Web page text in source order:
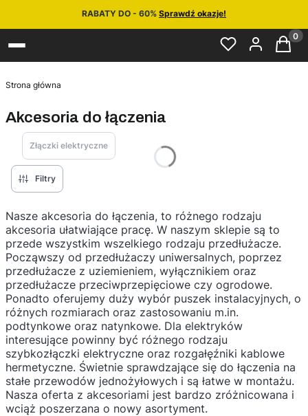
RABATY DO - 60% Sprawdź okazje!
Strona główna
Akcesoria do łączenia
Złączki elektryczne
Filtry
Nasze akcesoria do łączenia, to różnego rodzaju
akcesoria ułatwiające pracę. W naszym sklepie są to
przede wszystkim wszelkiego rodzaju przedłużacze.
Począwszy od przedłużaczy uniwersalnych, poprzez
przedłużacze z uziemieniem, wyłącznikiem oraz
przedłużacze przeciwprzepięciowe czy ogrodowe.
Ponadto oferujemy duży wybór puszek instalacyjnych, o
różnych rozmiarach oraz zastosowaniu m.in.
podtynkowe oraz natynkowe. Dla elektryków
interesujące powinny być różnego rodzaju
szybkozłączki elektryczne oraz rozgałęźniki kablowe
hermetyczne. Świetnie sprawdzające się do łączenia na
stałe przewodów jednożyłowych i są łatwe w montażu.
Nasza oferta z akcesoriami jest bardzo zróżnicowana i
wciąż poszerzana o nowy asortyment.